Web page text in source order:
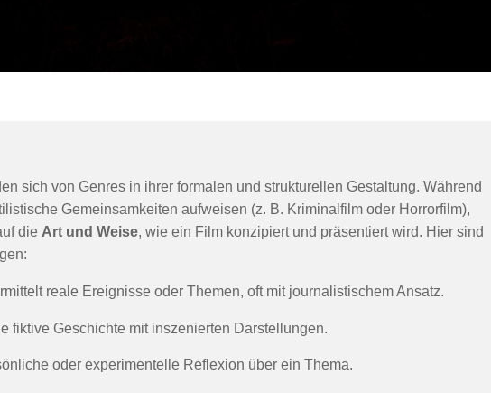
sich von Genres in ihrer formalen und strukturellen Gestaltung. Während
Gemeinsamkeiten aufweisen (z. B. Kriminalfilm oder Horrorfilm),
die Art und Weise, wie ein Film konzipiert und präsentiert wird. Hier sind
reale Ereignisse oder Themen, oft mit journalistischem Ansatz.
fiktive Geschichte mit inszenierten Darstellungen.
oder experimentelle Reflexion über ein Thema.